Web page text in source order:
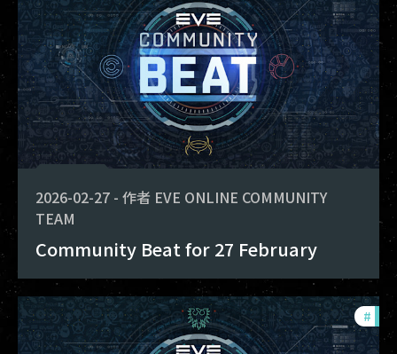
2026-02-27 - 作者 EVE ONLINE COMMUNITY
TEAM
Community Beat for 27 February
#